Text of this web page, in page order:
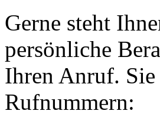
Gerne steht
persönliche
Ihren Anruf.
Rufnummern: